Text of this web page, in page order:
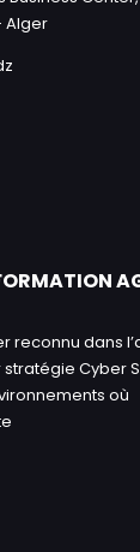
Alger
reconnu dans
Cyber
où